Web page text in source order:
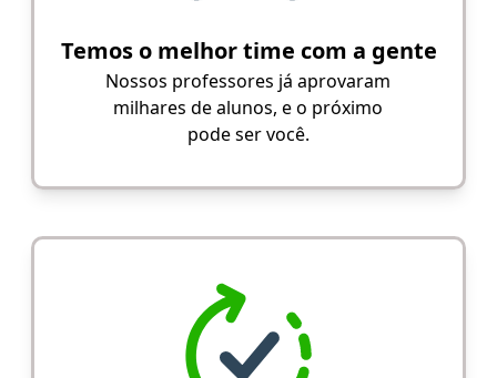
Temos o melhor time com a gente
Nossos professores já aprovaram
milhares de alunos, e o próximo
pode ser você.